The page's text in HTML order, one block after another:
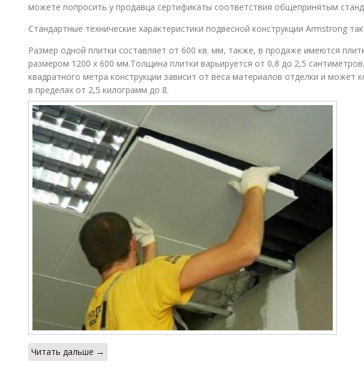
можете попросить у продавца сертификаты соответствия общепринятым
Стандартные технические характеристики подвесной конструкции Armstrong
Размер одной плитки составляет от 600 кв. мм, также, в продаже имеются
размером 1200 х 600 мм.Толщина плитки варьируется от 0,8 до 2,5
квадратного метра конструкции зависит от веса материалов отделки и может
в пределах от 2,5 килограмм до 8.
Читать дальше →